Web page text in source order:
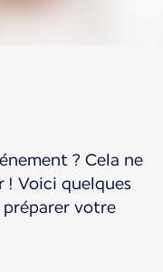
? Cela ne
! Voici quelques
votre